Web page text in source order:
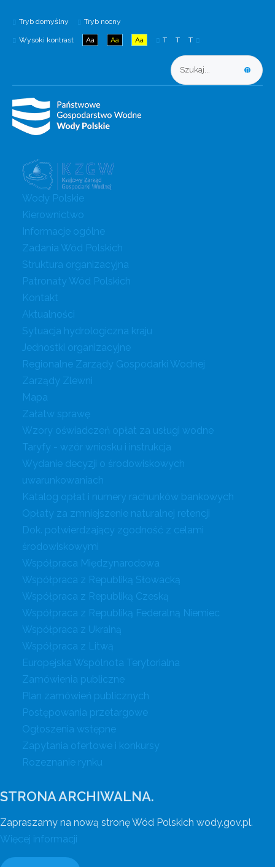
Tryb domyślny Tryb nocny
Wysoki kontrast Aa Aa Aa T T T
Wody Polskie
Kierownictwo
Informacje ogólne
Zadania Wód Polskich
Struktura organizacyjna
Patronaty Wód Polskich
Kontakt
Aktualności
Sytuacja hydrologiczna kraju
Jednostki organizacyjne
Regionalne Zarządy Gospodarki Wodnej
Zarządy Zlewni
Mapa
Załatw sprawę
Wzory oświadczeń opłat za usługi wodne
Taryfy - wzór wniosku i instrukcja
Wydanie decyzji o środowiskowych
uwarunkowaniach
Katalog opłat i numery rachunków bankowych
Opłaty za zmniejszenie naturalnej retencji
Dok. potwierdzający zgodność z celami
środowiskowymi
Współpraca Międzynarodowa
Współpraca z Republiką Słowacką
Współpraca z Republiką Czeską
Współpraca z Republiką Federalną Niemiec
Współpraca z Ukrainą
Współpraca z Litwą
Europejska Wspólnota Terytorialna
Zamówienia publiczne
Plan zamówień publicznych
Postępowania przetargowe
Ogłoszenia wstępne
Zapytania ofertowe i konkursy
Rozeznanie rynku
STRONA ARCHIWALNA.
Zapraszamy na nową stronę Wód Polskich wody.gov.pl.
Więcej informacji